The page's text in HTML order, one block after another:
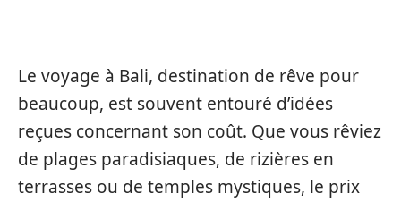
Le voyage à Bali, destination de rêve pour
beaucoup, est souvent entouré d’idées
reçues concernant son coût. Que vous rêviez
de plages paradisiaques, de rizières en
terrasses ou de temples mystiques, le prix